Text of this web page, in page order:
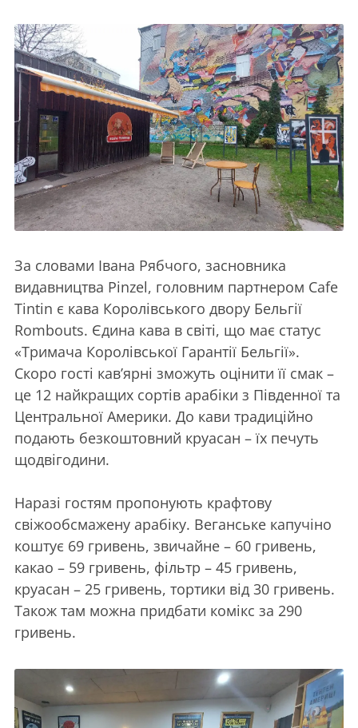
За словами Івана Рябчого, засновника
видавництва Pinzel, головним партнером Cafе
Tintin є кава Королівського двору Бельгії
Rombouts. Єдина кава в світі, що має статус
«Тримача Королівської Гарантії Бельгії».
Скоро гості кав’ярні зможуть оцінити її смак –
це 12 найкращих сортів арабіки з Південної та
Центральної Америки. До кави традиційно
подають безкоштовний круасан – їх печуть
щодвігодини.
Наразі гостям пропонують крафтову
свіжообсмажену арабіку. Веганське капучіно
коштує 69 гривень, звичайне – 60 гривень,
какао – 59 гривень, фільтр – 45 гривень,
круасан – 25 гривень, тортики від 30 гривень.
Також там можна придбати комікс за 290
гривень.